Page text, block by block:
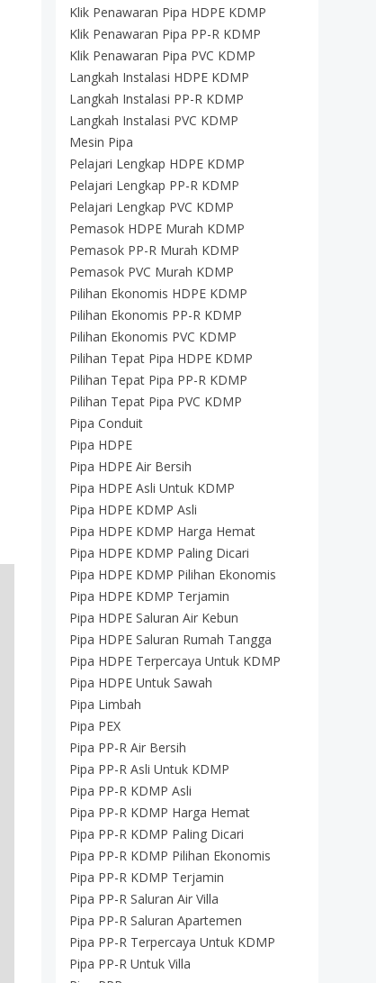
Klik Penawaran Pipa HDPE KDMP
Klik Penawaran Pipa PP-R KDMP
Klik Penawaran Pipa PVC KDMP
Langkah Instalasi HDPE KDMP
Langkah Instalasi PP-R KDMP
Langkah Instalasi PVC KDMP
Mesin Pipa
Pelajari Lengkap HDPE KDMP
Pelajari Lengkap PP-R KDMP
Pelajari Lengkap PVC KDMP
Pemasok HDPE Murah KDMP
Pemasok PP-R Murah KDMP
Pemasok PVC Murah KDMP
Pilihan Ekonomis HDPE KDMP
Pilihan Ekonomis PP-R KDMP
Pilihan Ekonomis PVC KDMP
Pilihan Tepat Pipa HDPE KDMP
Pilihan Tepat Pipa PP-R KDMP
Pilihan Tepat Pipa PVC KDMP
Pipa Conduit
Pipa HDPE
Pipa HDPE Air Bersih
Pipa HDPE Asli Untuk KDMP
Pipa HDPE KDMP Asli
Pipa HDPE KDMP Harga Hemat
Pipa HDPE KDMP Paling Dicari
Pipa HDPE KDMP Pilihan Ekonomis
Pipa HDPE KDMP Terjamin
Pipa HDPE Saluran Air Kebun
Pipa HDPE Saluran Rumah Tangga
Pipa HDPE Terpercaya Untuk KDMP
Pipa HDPE Untuk Sawah
Pipa Limbah
Pipa PEX
Pipa PP-R Air Bersih
Pipa PP-R Asli Untuk KDMP
Pipa PP-R KDMP Asli
Pipa PP-R KDMP Harga Hemat
Pipa PP-R KDMP Paling Dicari
Pipa PP-R KDMP Pilihan Ekonomis
Pipa PP-R KDMP Terjamin
Pipa PP-R Saluran Air Villa
Pipa PP-R Saluran Apartemen
Pipa PP-R Terpercaya Untuk KDMP
Pipa PP-R Untuk Villa